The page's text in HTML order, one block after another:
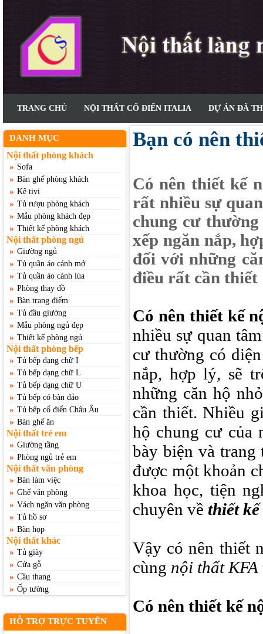
TRANG CHỦ NỘI THẤT CỔ ĐIỂN ITALIA DỰ ÁN ĐÃ
DANH MỤC
Nội thất phòng khách
» Sofa
» Bàn ghế phòng khách
» Kệ tivi
» Tủ rượu phòng khách
» Mẫu phòng khách đẹp
» Thiết kế phòng khách
Nội thất phòng ngủ
» Giường ngủ
» Tủ quần áo cánh mở
» Tủ quần áo cánh lùa
» Phòng thay đồ
» Bàn trang điểm
» Tủ đầu giường
» Mẫu phòng ngủ đẹp
» Thiết kế phòng ngủ
Nội thất phòng bếp
» Tủ bếp dạng chữ I
» Tủ bếp dạng chữ L
» Tủ bếp dạng chữ U
» Tủ bếp có bàn đảo
» Tủ bếp cổ điển Châu Âu
» Bàn ghế ăn
Nội thất trẻ em
» Giường tầng
» Phòng ngủ trẻ em
Nội thất văn phòng
» Bàn làm việc
» Ghế văn phòng
» Vách ngăn văn phòng
» Tủ hồ sơ
» Bàn họp
Nội thất khác
» Tủ giày
» Cửa gỗ
» Cầu thang
» Ốp tường
HỖ TRỢ TRỰC TUYẾN
Bạn có nên
Có nên thiết kế
rất nhiều sự
chung cư
xếp ngăn nắp,
đối với những
điều rất cần thiết
Có nên thiết kế
nhiều sự quan
cư thường có
nắp, hợp lý, sẽ
những căn hộ
cần thiết. Nhiều
hộ chung cư
bày biện và
được một khoản
khoa học, tiện
chuyên về thiết
Vậy có nên thiết
cùng nội thất KFA
Có nên thiết kế